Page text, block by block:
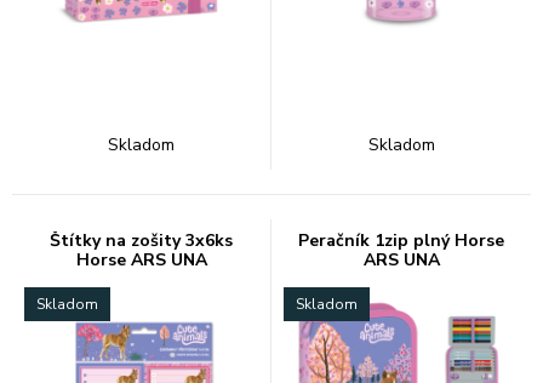
Skladom Skladom
Štítky na zošity 3x6ks
Horse ARS UNA
Skladom
Peračník 1zip plný Horse
ARS UNA
Skladom